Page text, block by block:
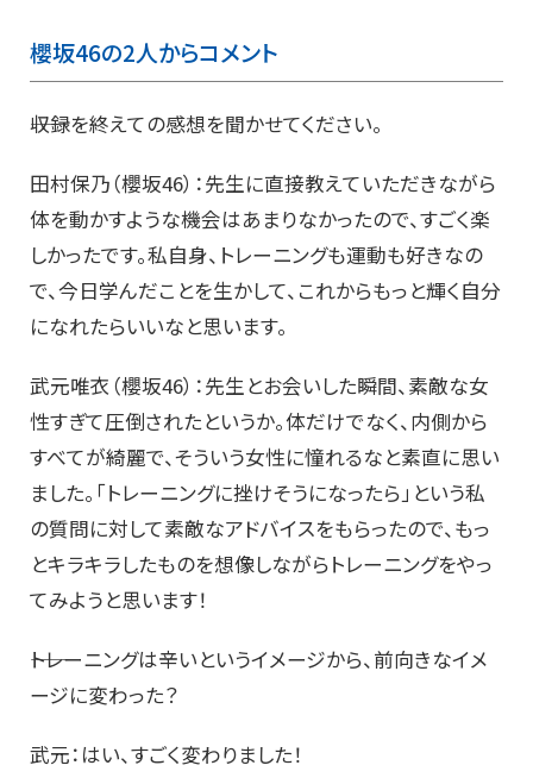
櫻坂46の2人からコメント
――収録を終えての感想を聞かせてください。
田村保乃（櫻坂46）：先生に直接教えていただきながら
体を動かすような機会はあまりなかったので、すごく楽
しかったです。私自身、トレーニングも運動も好きなの
で、今日学んだことを生かして、これからもっと輝く自分
になれたらいいなと思います。
武元唯衣（櫻坂46）：先生とお会いした瞬間、素敵な女
性すぎて圧倒されたというか。体だけでなく、内側から
すべてが綺麗で、そういう女性に憧れるなと素直に思い
ました。「トレーニングに挫けそうになったら」という私
の質問に対して素敵なアドバイスをもらったので、もっ
とキラキラしたものを想像しながらトレーニングをやっ
てみようと思います！
――トレーニングは辛いというイメージから、前向きなイメ
ージに変わった？
武元：はい、すごく変わりました！